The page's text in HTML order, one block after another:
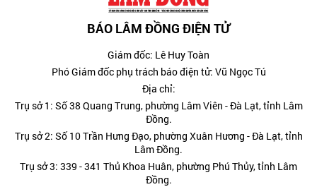
BÁO LÂM ĐỒNG ĐIỆN TỬ
Giám đốc: Lê Huy Toàn
Phó Giám đốc phụ trách báo điện tử: Vũ Ngọc Tú
Địa chỉ:
Trụ sở 1: Số 38 Quang Trung, phường Lâm Viên - Đà Lạt, tỉnh Lâm
Đồng.
Trụ sở 2: Số 10 Trần Hưng Đạo, phường Xuân Hương - Đà Lạt, tỉnh
Lâm Đồng.
Trụ sở 3: 339 - 341 Thủ Khoa Huân, phường Phú Thủy, tỉnh Lâm
Đồng.